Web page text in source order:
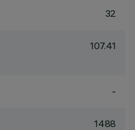
32
107.41
-
1488